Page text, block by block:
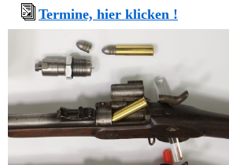
Termine, hier klicken !